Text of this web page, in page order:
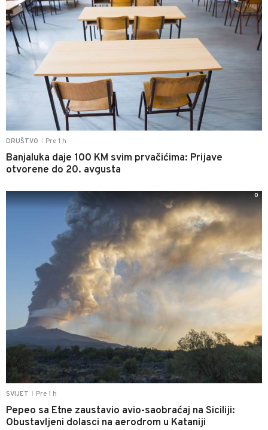
DRUŠTVO Pre 1 h
Banjaluka daje 100 KM svim prvačićima: Prijave
otvorene do 20. avgusta
SVIJET Pre 1 h
Pepeo sa Etne zaustavio avio-saobraćaj na Siciliji:
Obustavljeni dolasci na aerodrom u Kataniji
0